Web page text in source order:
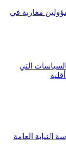
مغاربة في
التي
النيابة العامة